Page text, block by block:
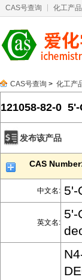
CAS号查询 化工产品
CAS号查询 > 化工产
121058-82-0 5'-
发布该产品
CAS
中文名: 5'-
英文名:
5'-